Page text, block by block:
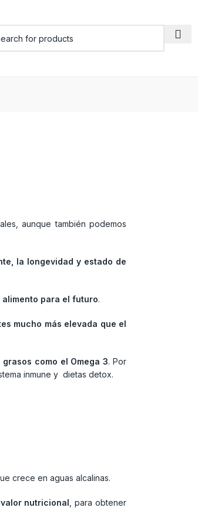
aunque también podemos
la longevidad y estado de
alimento para el futuro.
mucho más elevada que el
como el Omega 3. Por
inmune y dietas detox.
crece en aguas alcalinas.
valor nutricional , para obtener